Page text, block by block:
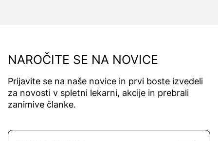
NAROČITE SE NA NOVICE
Prijavite se na naše novice in prvi boste izvedeli
za novosti v spletni lekarni, akcije in prebrali
zanimive članke.
Naročite se na novice